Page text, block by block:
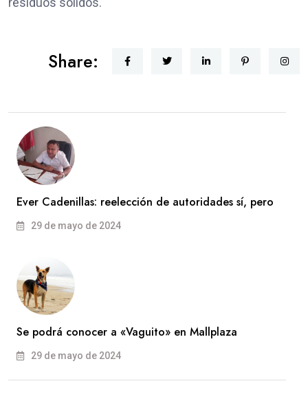
Share:
Ever Cadenillas: reelección de autoridades sí, pero
29 de mayo de 2024
Se podrá conocer a «Vaguito» en Mallplaza
29 de mayo de 2024